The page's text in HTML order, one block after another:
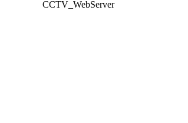
CCTV_WebServer